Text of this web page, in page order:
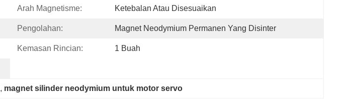
Arah Magnetisme: Ketebalan Atau Disesuaikan
Pengolahan: Magnet Neodymium Permanen Yang Disinter
Kemasan Rincian: 1 Buah
, magnet silinder neodymium untuk motor servo